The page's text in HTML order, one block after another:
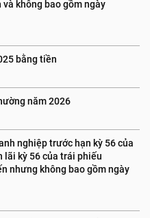
không bao gồm ngày
bằng tiền
năm 2026
nghiệp trước hạn kỳ 56 của
lãi kỳ 56 của trái phiếu
nhưng không bao gồm ngày